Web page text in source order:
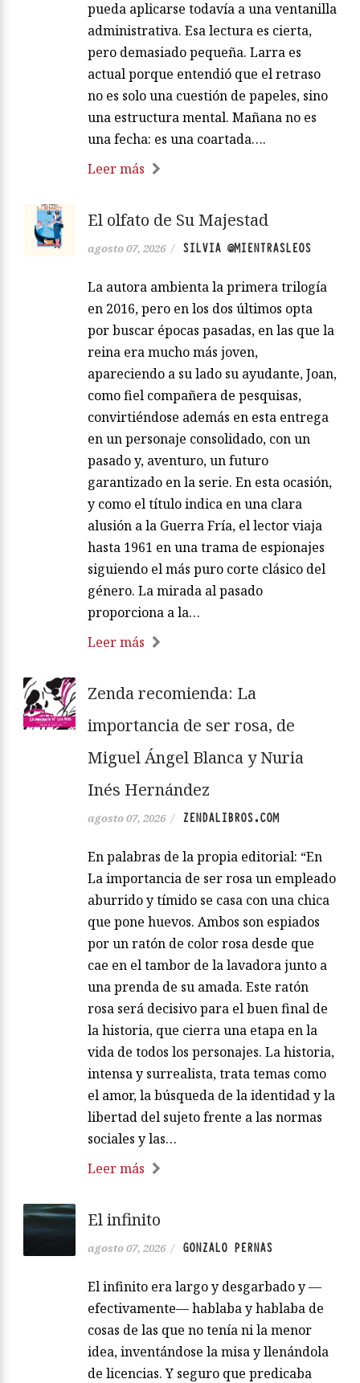
pueda aplicarse todavía a una ventanilla
administrativa. Esa lectura es cierta,
pero demasiado pequeña. Larra es
actual porque entendió que el retraso
no es solo una cuestión de papeles, sino
una estructura mental. Mañana no es
una fecha: es una coartada….
Leer más
El olfato de Su Majestad
agosto 07, 2026 / SILVIA @MIENTRASLEOS
La autora ambienta la primera trilogía
en 2016, pero en los dos últimos opta
por buscar épocas pasadas, en las que la
reina era mucho más joven,
apareciendo a su lado su ayudante, Joan,
como fiel compañera de pesquisas,
convirtiéndose además en esta entrega
en un personaje consolidado, con un
pasado y, aventuro, un futuro
garantizado en la serie. En esta ocasión,
y como el título indica en una clara
alusión a la Guerra Fría, el lector viaja
hasta 1961 en una trama de espionajes
siguiendo el más puro corte clásico del
género. La mirada al pasado
proporciona a la…
Leer más
Zenda recomienda: La
importancia de ser rosa, de
Miguel Ángel Blanca y Nuria
Inés Hernández
agosto 07, 2026 / ZENDALIBROS.COM
En palabras de la propia editorial: “En
La importancia de ser rosa un empleado
aburrido y tímido se casa con una chica
que pone huevos. Ambos son espiados
por un ratón de color rosa desde que
cae en el tambor de la lavadora junto a
una prenda de su amada. Este ratón
rosa será decisivo para el buen final de
la historia, que cierra una etapa en la
vida de todos los personajes. La historia,
intensa y surrealista, trata temas como
el amor, la búsqueda de la identidad y la
libertad del sujeto frente a las normas
sociales y las…
Leer más
El infinito
agosto 07, 2026 / GONZALO PERNAS
El infinito era largo y desgarbado y —
efectivamente— hablaba y hablaba de
cosas de las que no tenía ni la menor
idea, inventándose la misa y llenándola
de licencias. Y seguro que predicaba